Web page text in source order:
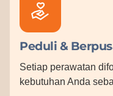
Peduli &
Setiap perawatan
kebutuhan Anda